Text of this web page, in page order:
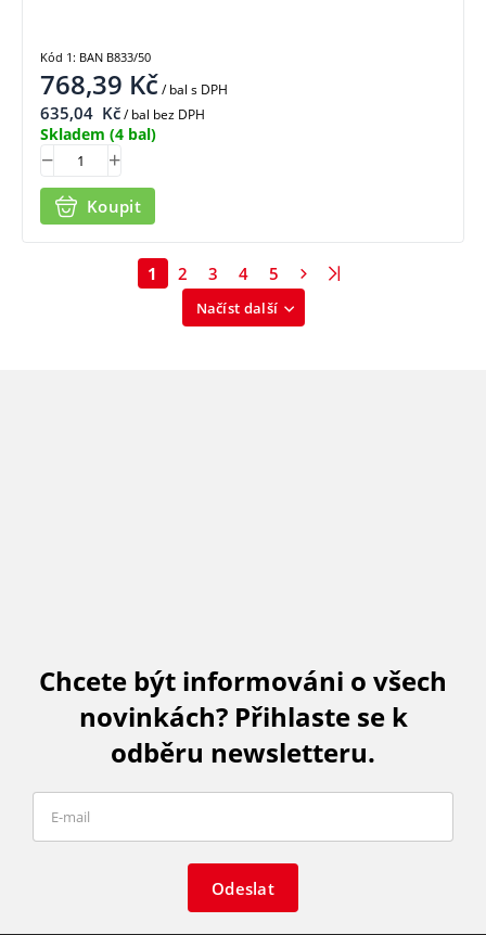
768,39 Kč/ bal s DPH
635,04 Kč/ bal bez DPH
Skladem (4 bal)
Koupit
Kód 1: BAN B833/50
Načíst další
1 2 3 4 5
Chcete být informováni o všech
novinkách? Přihlaste se k
odběru newsletteru.
Odeslat